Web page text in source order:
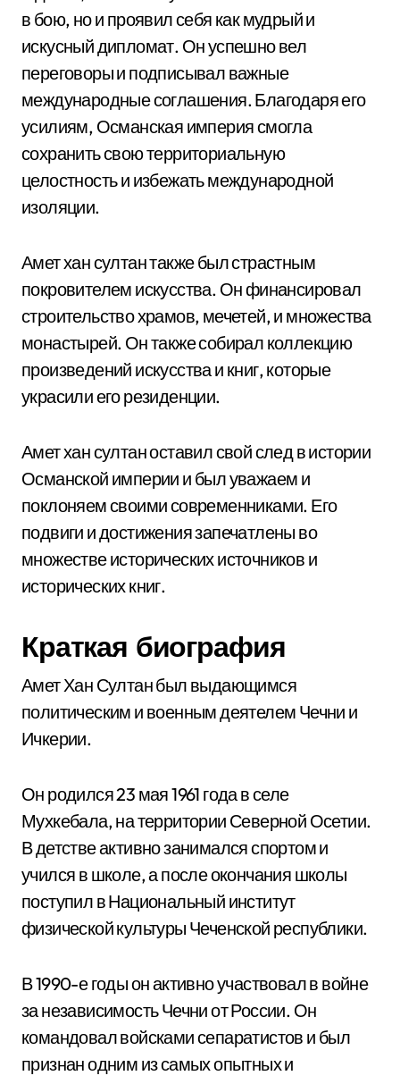
в бою, но и проявил себя как мудрый и
искусный дипломат. Он успешно вел
переговоры и подписывал важные
международные соглашения. Благодаря его
усилиям, Османская империя смогла
сохранить свою территориальную
целостность и избежать международной
изоляции.
Амет хан султан также был страстным
покровителем искусства. Он финансировал
строительство храмов, мечетей, и множества
монастырей. Он также собирал коллекцию
произведений искусства и книг, которые
украсили его резиденции.
Амет хан султан оставил свой след в истории
Османской империи и был уважаем и
поклоняем своими современниками. Его
подвиги и достижения запечатлены во
множестве исторических источников и
исторических книг.
Краткая биография
Амет Хан Султан был выдающимся
политическим и военным деятелем Чечни и
Ичкерии.
Он родился 23 мая 1961 года в селе
Мухкебала, на территории Северной Осетии.
В детстве активно занимался спортом и
учился в школе, а после окончания школы
поступил в Национальный институт
физической культуры Чеченской республики.
В 1990-е годы он активно участвовал в войне
за независимость Чечни от России. Он
командовал войсками сепаратистов и был
признан одним из самых опытных и